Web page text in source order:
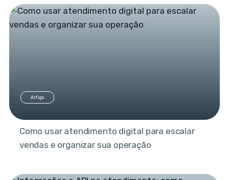
Artigo
Como usar atendimento digital para escalar
vendas e organizar sua operação